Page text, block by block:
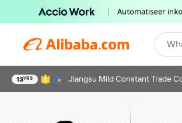
13YRS Jiangsu Mild Constant Trade